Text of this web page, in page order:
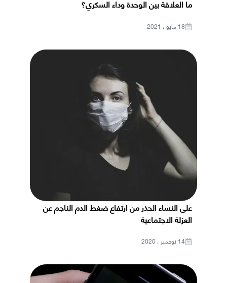
ما العلاقة بين الوحدة وداء السكري؟
18 مايو ، 2021
على النساء الحذر من ارتفاع ضغط الدم الناجم عن
العزلة الاجتماعية
14 نوفمبر ، 2020